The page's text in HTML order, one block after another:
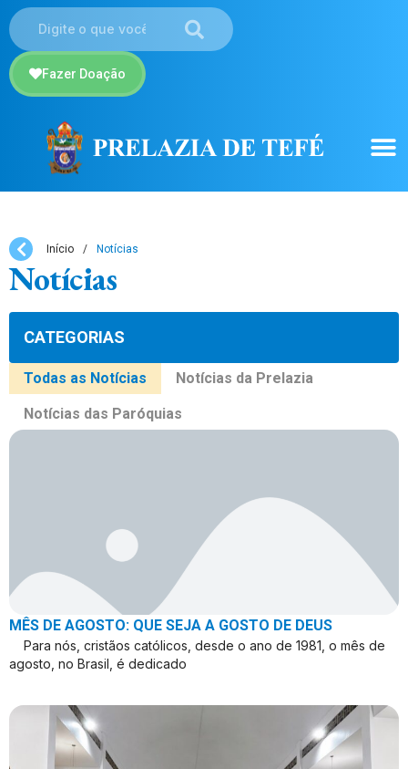
Fazer Doação
Início / Notícias
Notícias
MÊS DE AGOSTO: QUE SEJA A GOSTO DE DEUS
Para nós, cristãos católicos, desde o ano de 1981, o mês de
agosto, no Brasil, é dedicado
CATEGORIAS
Todas as Notícias Notícias da Prelazia
Notícias das Paróquias